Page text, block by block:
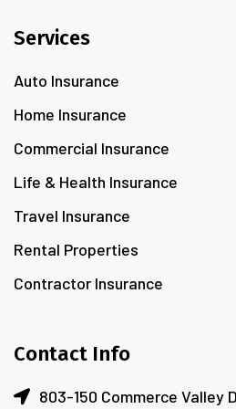
Services
Auto Insurance
Home Insurance
Commercial Insurance
Life & Health Insurance
Travel Insurance
Rental Properties
Contractor Insurance
Contact Info
803-150 Commerce Valley